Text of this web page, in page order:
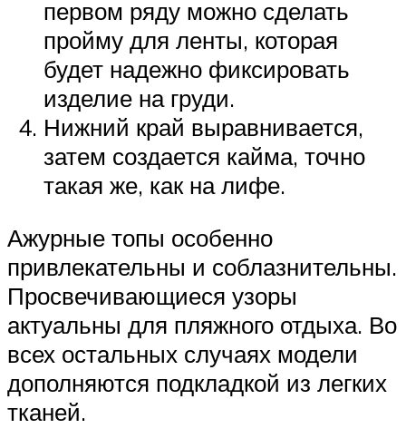
первом ряду можно сделать
пройму для ленты, которая
будет надежно фиксировать
изделие на груди.
Нижний край выравнивается,
затем создается кайма, точно
такая же, как на лифе.
Ажурные топы особенно
привлекательны и соблазнительны.
Просвечивающиеся узоры
актуальны для пляжного отдыха. Во
всех остальных случаях модели
дополняются подкладкой из легких
тканей.